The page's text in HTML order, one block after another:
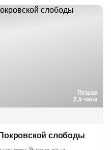
Пешая
2.5 часа
слободы